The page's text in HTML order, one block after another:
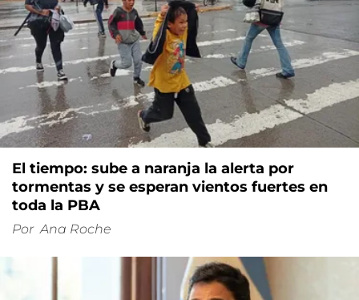
El tiempo: sube a naranja la alerta por
tormentas y se esperan vientos fuertes en
toda la PBA
Por Ana Roche